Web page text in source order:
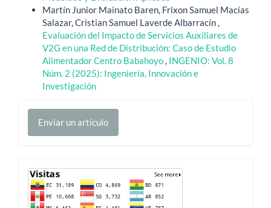
Martín Junior Mainato Baren, Frixon Samuel Macías
Salazar, Cristian Samuel Laverde Albarracín ,
Evaluación del Impacto de Servicios Auxiliares de
V2G en una Red de Distribución: Caso de Estudio
Alimentador Centro Babahoyo, INGENIO: Vol. 8
Núm. 2 (2025): Ingeniería, Innovación e
Investigación
Enviar
unEnviar un artículo
Contador